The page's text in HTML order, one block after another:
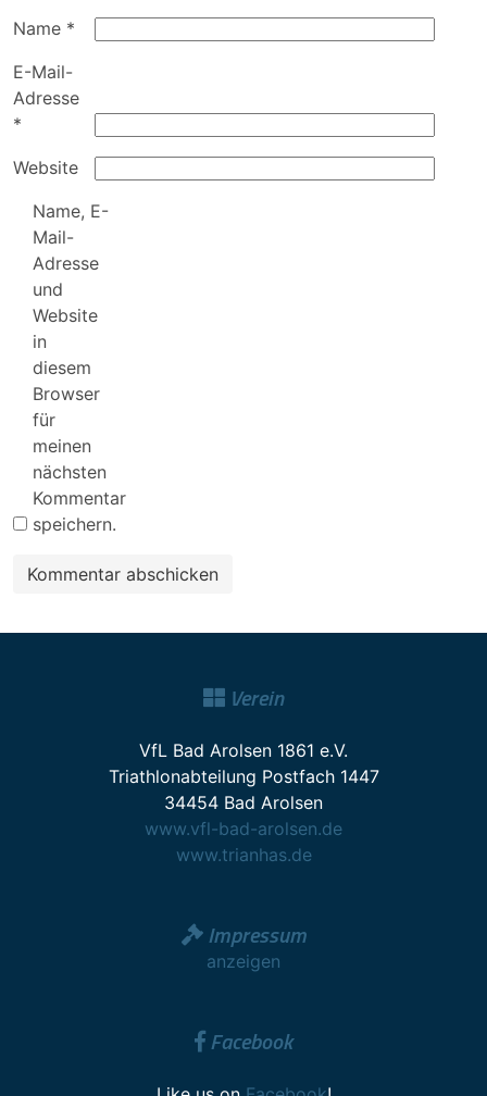
Name *
E-Mail-
Adresse
*
Website
Name, E-
Mail-
Adresse
und
Website
in
diesem
Browser
für
meinen
nächsten
Kommentar
speichern.
Verein
VfL Bad Arolsen 1861 e.V.
Triathlonabteilung Postfach 1447
34454 Bad Arolsen
www.vfl-bad-arolsen.de
www.trianhas.de
Impressum
anzeigen
Facebook